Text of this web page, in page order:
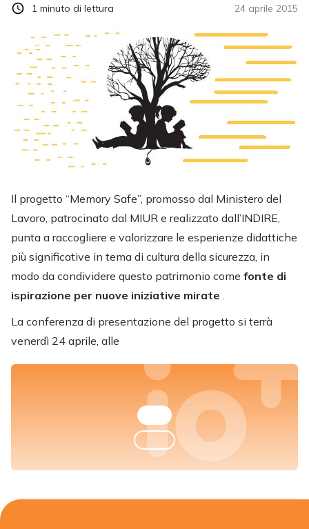
24 aprile 2015
1 minuto di lettura
Il progetto “Memory Safe”, promosso dal Ministero del
Lavoro, patrocinato dal MIUR e realizzato dall’INDIRE,
punta a raccogliere e valorizzare le esperienze didattiche
più significative in tema di cultura della sicurezza, in
modo da condividere questo patrimonio come fonte di
ispirazione per nuove iniziative mirate .
La conferenza di presentazione del progetto si terrà
venerdì 24 aprile, alle